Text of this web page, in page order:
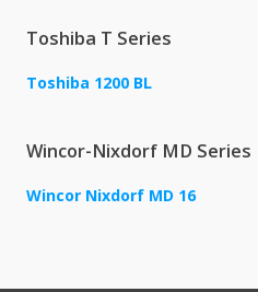
Toshiba T Series
Toshiba 1200 BL
Wincor-Nixdorf MD Series
Wincor Nixdorf MD 16